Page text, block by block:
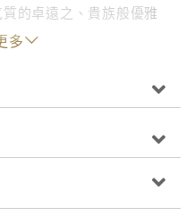
的卓遠之、貴族般優雅
野－－有、女、朋、
到羅蘭德尋人，戰野一
這到底是怎麼回事？是
多